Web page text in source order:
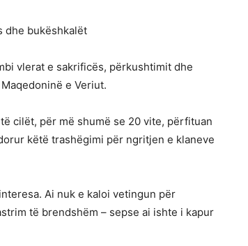
dhe bukëshkalët
vlerat e sakrificës, përkushtimit dhe
e Veriut.
cilët, për më shumë se 20 vite, përfituan
këtë trashëgimi për ngritjen e klaneve
Ai nuk e kaloi vetingun për
të brendshëm – sepse ai ishte i kapur